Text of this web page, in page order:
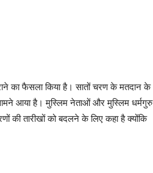
का फैसला किया है। सातों चरण के मतदान के
आया है। मुस्लिम नेताओं और मुस्लिम धर्मगुरु
की तारीखों को बदलने के लिए कहा है क्योंकि